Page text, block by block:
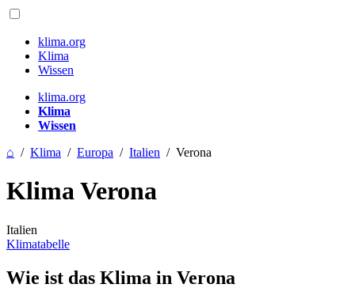
klima.org
Klima
Wissen
klima.org
Klima
Wissen
⌂ / Klima / Europa / Italien / Verona
Klima Verona
Italien
Klimatabelle
Wie ist das Klima in Verona